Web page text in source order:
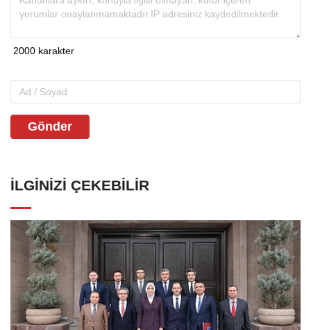
Gönder
İLGINIZI ÇEKEBILIR